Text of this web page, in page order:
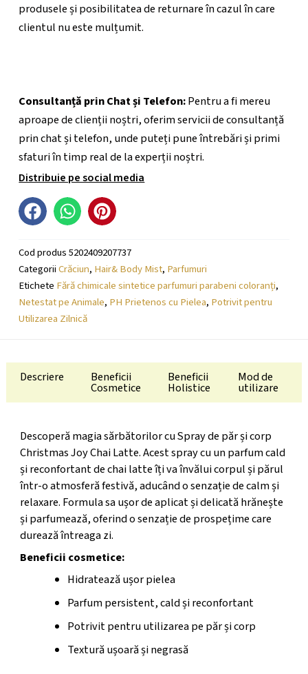
produsele și posibilitatea de returnare în cazul în care
clientul nu este mulțumit.
Consultanță prin Chat și Telefon:Pentru a fi mereu
aproape de clienții noștri, oferim servicii de consultanță
prin chat și telefon, unde puteți pune întrebări și primi
sfaturi în timp real de la experții noștri.
Distribuie pe social media
Cod produs5202409207737
Categorii Crăciun, Hair& Body Mist, Parfumuri
Etichete Fără chimicale sintetice parfumuri parabeni coloranți,
Netestat pe Animale, PH Prietenos cu Pielea, Potrivit pentru
Utilizarea Zilnică
Descriere Beneficii
Cosmetice
Beneficii
Holistice
Mod de
utilizare
Descoperă magia sărbătorilor cu Spray de păr și corp
Christmas Joy Chai Latte. Acest spray cu un parfum cald
și reconfortant de chai latte îți va învălui corpul și părul
într-o atmosferă festivă, aducând o senzație de calm și
relaxare. Formula sa ușor de aplicat și delicată hrănește
și parfumează, oferind o senzație de prospețime care
durează întreaga zi.
Beneficii cosmetice:
Hidratează ușor pielea
Parfum persistent, cald și reconfortant
Potrivit pentru utilizarea pe păr și corp
Textură ușoară și negrasă